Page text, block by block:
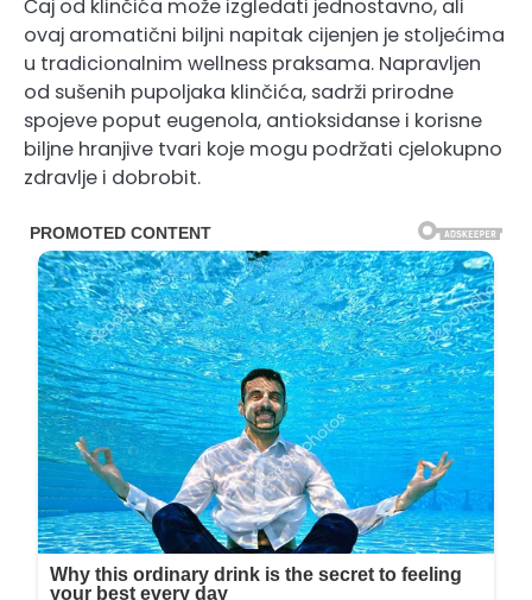
Čaj od klinčića može izgledati jednostavno, ali
ovaj aromatični biljni napitak cijenjen je stoljećima
u tradicionalnim wellness praksama. Napravljen
od sušenih pupoljaka klinčića, sadrži prirodne
spojeve poput eugenola, antioksidanse i korisne
biljne hranjive tvari koje mogu podržati cjelokupno
zdravlje i dobrobit.